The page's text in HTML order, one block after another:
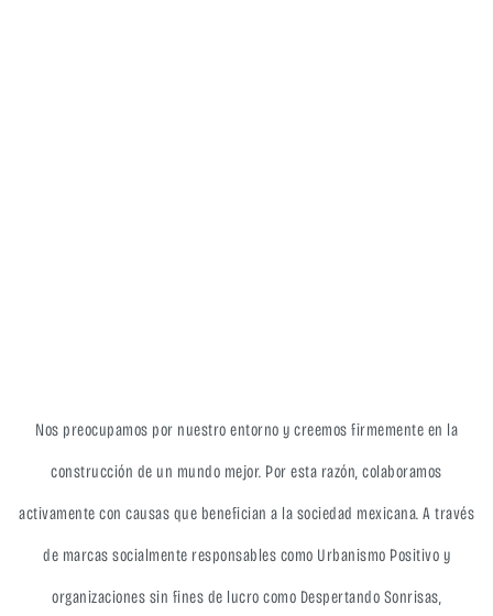
Nos preocupamos por nuestro entorno y creemos firmemente en la
construcción de un mundo mejor. Por esta razón, colaboramos
activamente con causas que benefician a la sociedad mexicana. A través
de marcas socialmente responsables como Urbanismo Positivo y
organizaciones sin fines de lucro como Despertando Sonrisas,